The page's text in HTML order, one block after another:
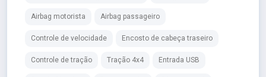
Airbag motorista Airbag passageiro
Controle de velocidade Encosto de cabeça traseiro
Controle de tração Tração 4x4 Entrada USB